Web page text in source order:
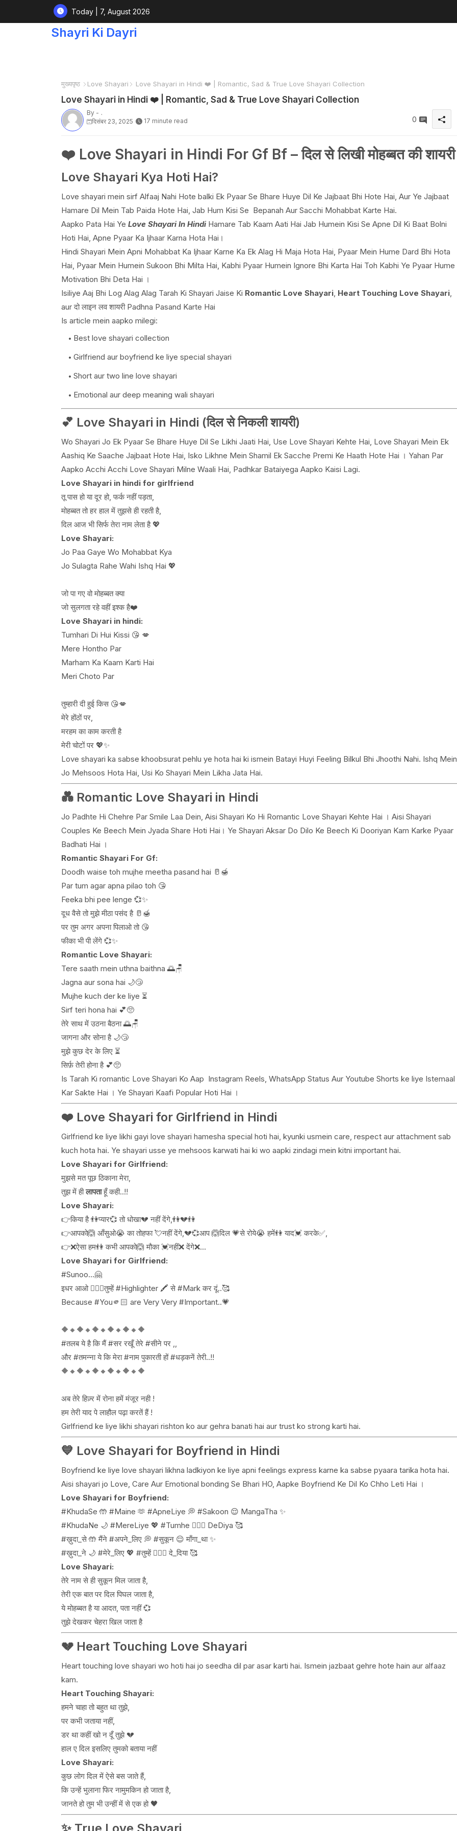
Today | 7, August 2026
Shayri Ki Dayri
मुख्यपृष्ठ Love Shayari Love Shayari in Hindi ❤️ | Romantic, Sad & True Love Shayari Collection
Love Shayari in Hindi ❤️ | Romantic, Sad & True Love Shayari Collection
By - .
दिसंबर 23, 2025
17 minute read 0
❤️ Love Shayari in Hindi For Gf Bf – दिल से लिखी मोहब्बत की शायरी
Love Shayari Kya Hoti Hai?
Love shayari mein sirf Alfaaj Nahi Hote balki Ek Pyaar Se Bhare Huye Dil Ke Jajbaat Bhi Hote Hai, Aur Ye Jajbaat
Hamare Dil Mein Tab Paida Hote Hai, Jab Hum Kisi Se Bepanah Aur Sacchi Mohabbat Karte Hai.
Aapko Pata Hai Ye Love Shayari In HindiHamare Tab Kaam Aati Hai Jab Humein Kisi Se Apne Dil Ki Baat Bolni
Hoti Hai, Apne Pyaar Ka Ijhaar Karna Hota Hai।
Hindi Shayari Mein Apni Mohabbat Ka Ijhaar Karne Ka Ek Alag Hi Maja Hota Hai, Pyaar Mein Hume Dard Bhi Hota
Hai, Pyaar Mein Humein Sukoon Bhi Milta Hai, Kabhi Pyaar Humein Ignore Bhi Karta Hai Toh Kabhi Ye Pyaar Hume
Motivation Bhi Deta Hai ।
Isiliye Aaj Bhi Log Alag Alag Tarah Ki Shayari Jaise Ki Romantic Love Shayari, Heart Touching Love Shayari,
aur दो लाइन लव शायरी Padhna Pasand Karte Hai
Is article mein aapko milegi:
Best love shayari collection
Girlfriend aur boyfriend ke liye special shayari
Short aur two line love shayari
Emotional aur deep meaning wali shayari
💕 Love Shayari in Hindi (दिल से निकली शायरी)
Wo Shayari Jo Ek Pyaar Se Bhare Huye Dil Se Likhi Jaati Hai, Use Love Shayari Kehte Hai, Love Shayari Mein Ek
Aashiq Ke Saache Jajbaat Hote Hai, Isko Likhne Mein Shamil Ek Sacche Premi Ke Haath Hote Hai । Yahan Par
Aapko Acchi Acchi Love Shayari Milne Waali Hai, Padhkar Bataiyega Aapko Kaisi Lagi.
Love Shayari in hindi for girlfriend
तू पास हो या दूर हो, फर्क नहीं पड़ता,
मोहब्बत तो हर हाल में तुझसे ही रहती है,
दिल आज भी सिर्फ तेरा नाम लेता है 💖
Love Shayari:
Jo Paa Gaye Wo Mohabbat Kya
Jo Sulagta Rahe Wahi Ishq Hai 💖
जो पा गए वो मोहब्बत क्या
जो सुलगता रहे वहीं इश्क है❤️
Love Shayari in hindi:
Tumhari Di Hui Kissi 😘 💋
Mere Hontho Par
Marham Ka Kaam Karti Hai
Meri Choto Par
तुम्हारी दी हुई किस 😘💋
मेरे होंठों पर,
मरहम का काम करती है
मेरी चोटों पर 💖✨
Love shayari ka sabse khoobsurat pehlu ye hota hai ki ismein Batayi Huyi Feeling Bilkul Bhi Jhoothi Nahi. Ishq Mein
Jo Mehsoos Hota Hai, Usi Ko Shayari Mein Likha Jata Hai.
💑 Romantic Love Shayari in Hindi
Jo Padhte Hi Chehre Par Smile Laa Dein, Aisi Shayari Ko Hi Romantic Love Shayari Kehte Hai । Aisi Shayari
Couples Ke Beech Mein Jyada Share Hoti Hai। Ye Shayari Aksar Do Dilo Ke Beech Ki Dooriyan Kam Karke Pyaar
Badhati Hai ।
Romantic Shayari For Gf:
Doodh waise toh mujhe meetha pasand hai 🥛🍯
Par tum agar apna pilao toh 😘
Feeka bhi pee lenge 💞✨
दूध वैसे तो मुझे मीठा पसंद है 🥛🍯
पर तुम अगर अपना पिलाओ तो 😘
फीका भी पी लेंगे 💞✨
Romantic Love Shayari:
Tere saath mein uthna baithna 🌅🪑
Jagna aur sona hai 🌙😴
Mujhe kuch der ke liye ⏳
Sirf teri hona hai 💕🥺
तेरे साथ में उठना बैठना 🌅🪑
जागना और सोना है 🌙😴
मुझे कुछ देर के लिए ⏳
सिर्फ़ तेरी होना है 💕🥺
Is Tarah Ki romantic Love Shayari Ko Aap Instagram Reels, WhatsApp Status Aur Youtube Shorts ke liye Istemaal
Kar Sakte Hai । Ye Shayari Kaafi Popular Hoti Hai ।
❤️ Love Shayari for Girlfriend in Hindi
Girlfriend ke liye likhi gayi love shayari hamesha special hoti hai, kyunki usmein care, respect aur attachment sab
kuch hota hai. Ye shayari usse ye mehsoos karwati hai ki wo aapki zindagi mein kitni important hai.
Love Shayari for Girlfriend:
मुझसे मत पूछ ठिकाना मेरा,
तुझ में हीलापताहूँ कही..!!
Love Shayari:
👉किया है 👫प्यार💞 तो धोखा💔 नहीं देंगे,👫💔👫
👉आपको🙆 आँसुओ😭 का तोहफा 💘नहीं देंगे,💔💞आप 🙆दिल 💗से रोये😭 हमें👫 याद💓 करके✅,
👉❌ऐसा हम👫 कभी आपको🙆 मौका 💓नहीं❌ देंगे❌…
Love Shayari for Girlfriend:
#Sunoo...🤗
इधर आओ 🙋🏻‍♀️तुम्हें #Highlighter 🖍️ से #Mark कर दूं..🥰
Because #You🫵🏻 are Very Very #Important..💗
🔶🔸🔶🔸🔶🔸🔶🔸🔶🔸🔶
#तलब ये है कि मैं #सर रखूँ तेरे #सीने पर ,,
और #तमन्ना ये कि मेरा #नाम पुकारती हों #धड़कनें तेरी..!!
🔶🔸🔶🔸🔶🔸🔶🔸🔶🔸🔶
अब तेरे हिज़्र में रोना हमें मंजूर नही !
हम तेरी याद पे लाहौल पढ़ा करतें हैं !
Girlfriend ke liye likhi shayari rishton ko aur gehra banati hai aur trust ko strong karti hai.
💙 Love Shayari for Boyfriend in Hindi
Boyfriend ke liye love shayari likhna ladkiyon ke liye apni feelings express karne ka sabse pyaara tarika hota hai.
Aisi shayari jo Love, Care Aur Emotional bonding Se Bhari HO, Aapke Boyfriend Ke Dil Ko Chho Leti Hai ।
Love Shayari for Boyfriend:
#KhudaSe 🤲 #Maine 🫶 #ApneLiye 💭 #Sakoon 😌 MangaTha ✨
#KhudaNe 🌙 #MereLiye 💖 #Tumhe 👩‍❤️‍👨 DeDiya 🥰
#ख़ुदा_से 🤲 मैंने #अपने_लिए 💭 #सुकून 😌 माँगा_था ✨
#ख़ुदा_ने 🌙 #मेरे_लिए 💖 #तुम्हें 👩‍❤️‍👨 दे_दिया 🥰
Love Shayari:
तेरे नाम से ही सुकून मिल जाता है,
तेरी एक बात पर दिल पिघल जाता है,
ये मोहब्बत है या आदत, पता नहीं 💞
तुझे देखकर चेहरा खिल जाता है
💔 Heart Touching Love Shayari
Heart touching love shayari wo hoti hai jo seedha dil par asar karti hai. Ismein jazbaat gehre hote hain aur alfaaz
kam.
Heart Touching Shayari:
हमने चाहा तो बहुत था तुझे,
पर कभी जताया नहीं,
डर था कहीं खो न दूँ तुझे 💔
हाल ए दिल इसलिए तुमको बताया नहीं
Love Shayari:
कुछ लोग दिल में ऐसे बस जाते हैं,
कि उन्हें भुलाना फिर नामुमकिन हो जाता है,
जानते हो तुम भी उन्हीं में से एक हो 🖤
✨ True Love Shayari